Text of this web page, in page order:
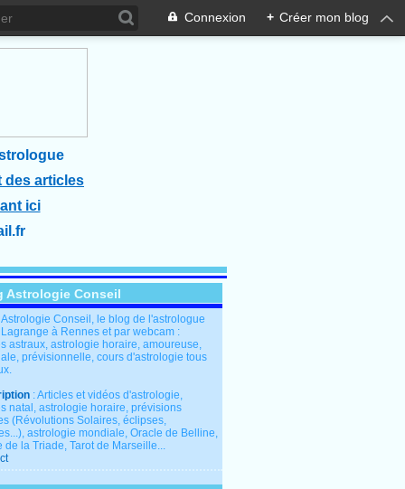
Connexion + Créer mon blog
des articles
ici
Astrologie Conseil
Astrologie Conseil, le blog de l'astrologue
Lagrange à Rennes et par webcam :
astraux, astrologie horaire, amoureuse,
prévisionnelle, cours d'astrologie tous
: Articles et vidéos d'astrologie,
natal, astrologie horaire, prévisions
(Révolutions Solaires, éclipses,
astrologie mondiale, Oracle de Belline,
de la Triade, Tarot de Marseille...